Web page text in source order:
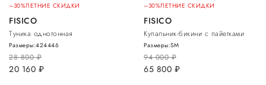
–30%ЛЕТНИЕ СКИДКИ
FISICO
Туника однотонная
28 800руб.
20 160 руб.
Размеры:424446
–30%ЛЕТНИЕ СКИДКИ
FISICO
Купальник-бикини с пайетками
94 000руб.
65 800 руб.
Размеры:SM